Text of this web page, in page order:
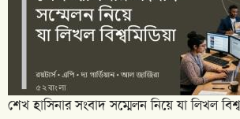
শেখ হাসিনার সংবাদ সম্মেলন নিয়ে যা লিখল